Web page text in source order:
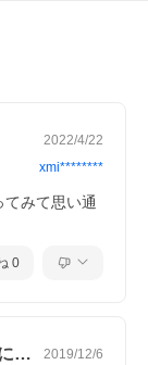
2022/4/22
xmi********
みて思い通
0
ホワイトリボンに使ってますがキレイにな… 2019/12/6